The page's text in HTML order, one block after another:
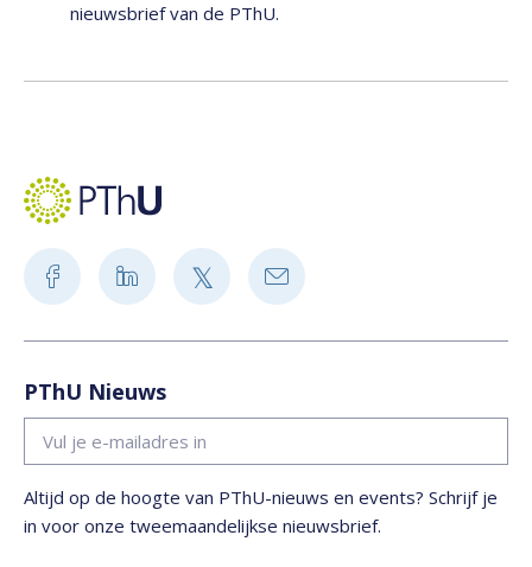
nieuwsbrief van de PThU.
PThU Nieuws
Altijd op de hoogte van PThU-nieuws en events? Schrijf je
in voor onze tweemaandelijkse nieuwsbrief.